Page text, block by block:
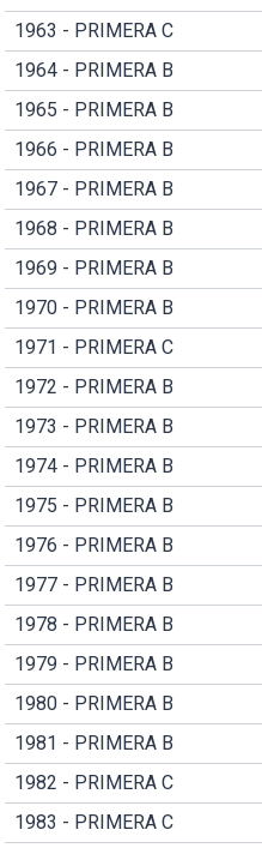
1963 - PRIMERA C
1964 - PRIMERA B
1965 - PRIMERA B
1966 - PRIMERA B
1967 - PRIMERA B
1968 - PRIMERA B
1969 - PRIMERA B
1970 - PRIMERA B
1971 - PRIMERA C
1972 - PRIMERA B
1973 - PRIMERA B
1974 - PRIMERA B
1975 - PRIMERA B
1976 - PRIMERA B
1977 - PRIMERA B
1978 - PRIMERA B
1979 - PRIMERA B
1980 - PRIMERA B
1981 - PRIMERA B
1982 - PRIMERA C
1983 - PRIMERA C